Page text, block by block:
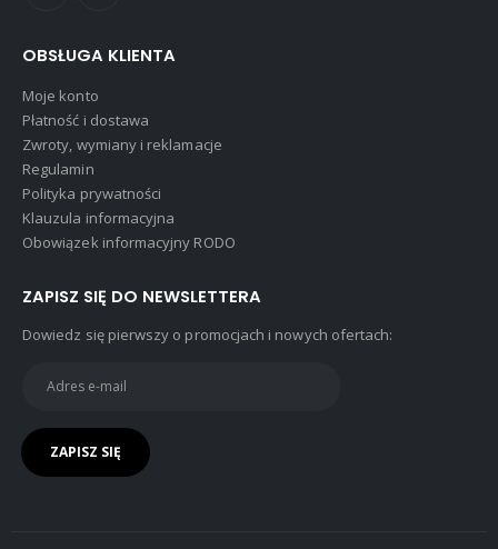
OBSŁUGA KLIENTA
Moje konto
Płatność i dostawa
Zwroty, wymiany i reklamacje
Regulamin
Polityka prywatności
Klauzula informacyjna
Obowiązek informacyjny RODO
ZAPISZ SIĘ DO NEWSLETTERA
Dowiedz się pierwszy o promocjach i nowych ofertach: